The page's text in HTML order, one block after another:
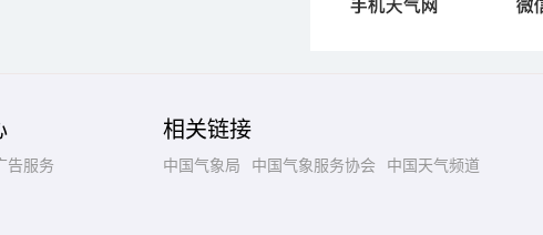
告服务
相关链接
中国气象局 中国气象服务协会 中国天气频道